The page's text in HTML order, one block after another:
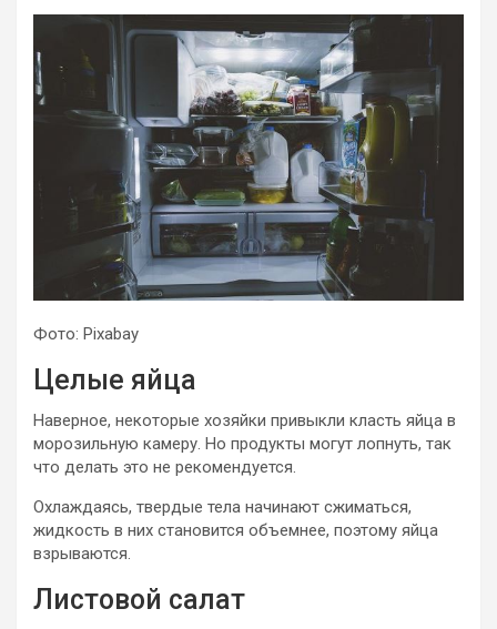
Фото: Pixabay
Целые яйца
Наверное, некоторые хозяйки привыкли класть яйца в
морозильную камеру. Но продукты могут лопнуть, так
что делать это не рекомендуется.
Охлаждаясь, твердые тела начинают сжиматься,
жидкость в них становится объемнее, поэтому яйца
взрываются.
Листовой салат